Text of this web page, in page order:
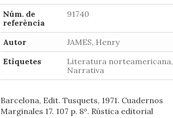
Núm. de
referència
91740
Autor
JAMES, Henry
Etiquetes
Literatura norteamericana,
Narrativa
Barcelona, Edit. Tusquets, 1971. Cuadernos
Marginales 17. 107 p. 8º. Rústica editorial